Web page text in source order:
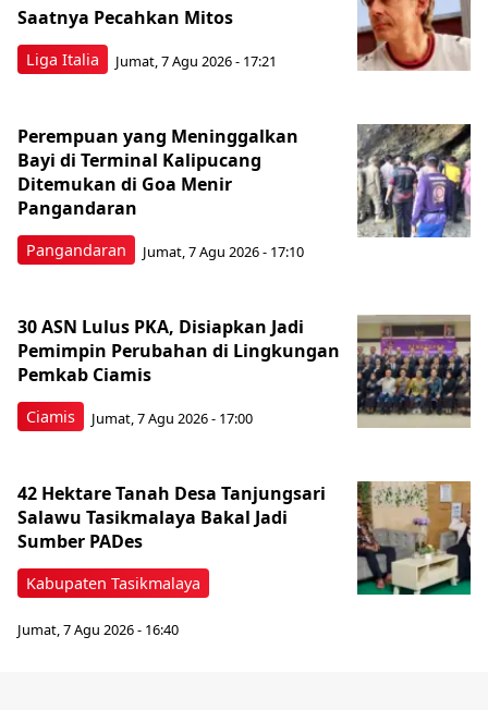
Liga Italia
Saatnya Pecahkan Mitos
Jumat, 7 Agu 2026 - 17:21
Pangandaran
Perempuan yang Meninggalkan
Bayi di Terminal Kalipucang
Ditemukan di Goa Menir
Pangandaran
Jumat, 7 Agu 2026 - 17:10
Ciamis
30 ASN Lulus PKA, Disiapkan Jadi
Pemimpin Perubahan di Lingkungan
Pemkab Ciamis
Jumat, 7 Agu 2026 - 17:00
Kabupaten Tasikmalaya
42 Hektare Tanah Desa Tanjungsari
Salawu Tasikmalaya Bakal Jadi
Sumber PADes
Jumat, 7 Agu 2026 - 16:40